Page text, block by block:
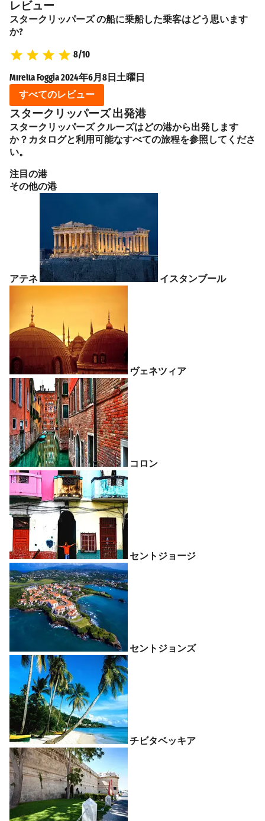
レビュー
スタークリッパーズ の船に乗船した乗客はどう思います
か?
8/10
Mirella Foggia2024年6月8日土曜日
すべてのレビュー
スタークリッパーズ 出発港
スタークリッパーズ クルーズはどの港から出発します
か？カタログと利用可能なすべての旅程を参照してくださ
い。
注目の港
その他の港
アテネ イスタンブール
ヴェネツィア
コロン
セントジョージ
セントジョンズ
チビタベッキア